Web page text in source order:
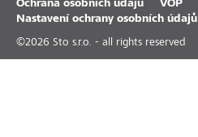
Ochrana osobních údajů
VOP
Nastavení ochrany osobních údajů
©2026 Sto s.r.o. - all rights reserved